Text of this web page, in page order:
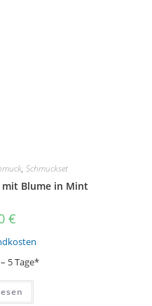
, Schmuckset
mit Blume in Mint
€
5 Tage*